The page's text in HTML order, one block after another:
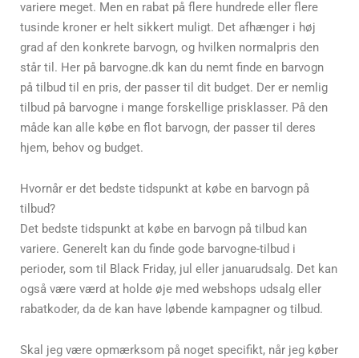
variere meget. Men en rabat på flere hundrede eller flere
tusinde kroner er helt sikkert muligt. Det afhænger i høj
grad af den konkrete barvogn, og hvilken normalpris den
står til. Her på barvogne.dk kan du nemt finde en barvogn
på tilbud til en pris, der passer til dit budget. Der er nemlig
tilbud på barvogne i mange forskellige prisklasser. På den
måde kan alle købe en flot barvogn, der passer til deres
hjem, behov og budget.
Hvornår er det bedste tidspunkt at købe en barvogn på
tilbud?
Det bedste tidspunkt at købe en barvogn på tilbud kan
variere. Generelt kan du finde gode barvogne-tilbud i
perioder, som til Black Friday, jul eller januarudsalg. Det kan
også være værd at holde øje med webshops udsalg eller
rabatkoder, da de kan have løbende kampagner og tilbud.
Skal jeg være opmærksom på noget specifikt, når jeg køber